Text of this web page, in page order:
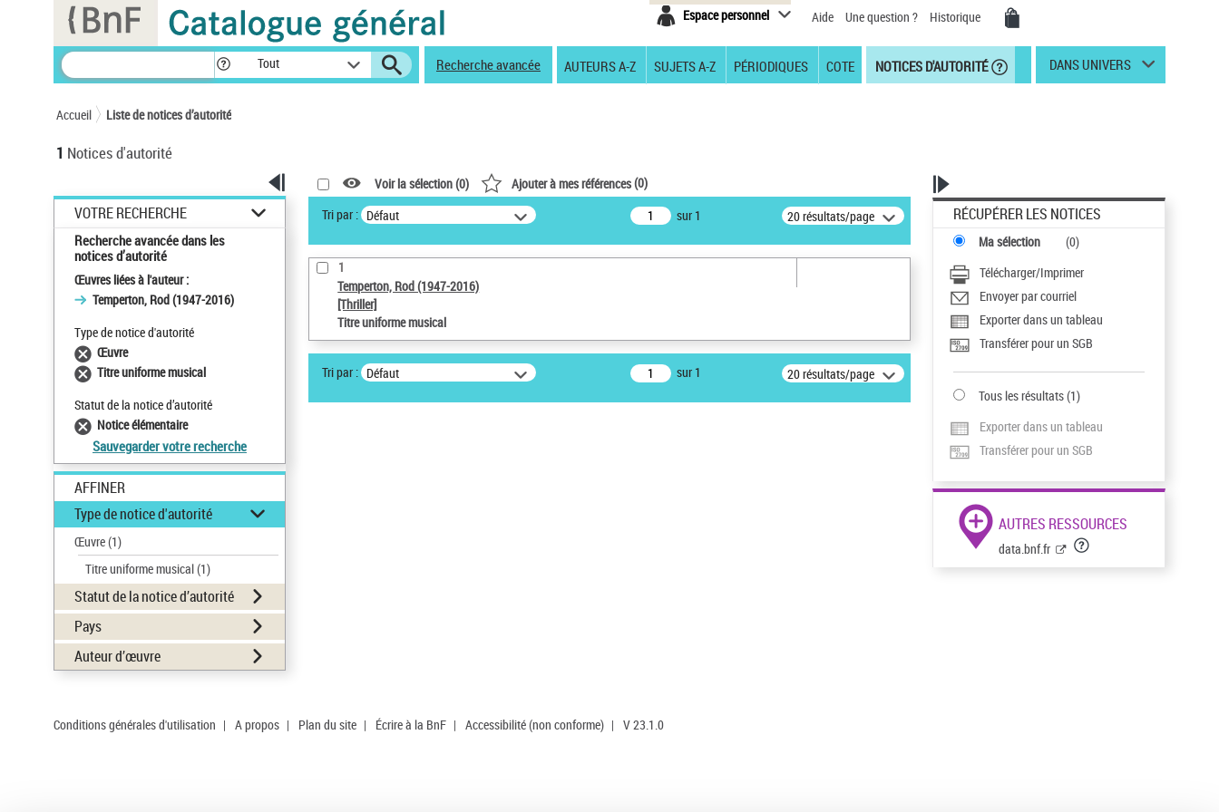
Espace personnel Aide Une question ? Historique
Tout Recherche avancée AUTEURS A-Z SUJETS A-Z PÉRIODIQUES COTE NOTICES D'AUTORITÉ DANS UNIVERS
Accueil Liste de notices d’autorité
1 Notices d'autorité
VOTRE RECHERCHE
Recherche avancée dans les
notices d’autorité
Œuvres liées à l'auteur :
Temperton, Rod (1947-2016)
Type de notice d'autorité
Œuvre
Titre uniforme musical
Statut de la notice d’autorité
Notice élémentaire
Sauvegarder votre recherche
AFFINER
Type de notice d'autorité
Œuvre(1)
Titre uniforme musical(1)
Statut de la notice d’autorité
Pays
Auteur d’œuvre
Voir la sélection (0) Ajouter à mes références(0)
Tri par : Défaut sur 1 20 résultats/page
1
Temperton, Rod (1947-2016)
[Thriller]
Titre uniforme musical
Tri par : Défaut sur 1 20 résultats/page
RÉCUPÉRER LES NOTICES
Ma sélection (0)
Télécharger/Imprimer
Envoyer par courriel
Exporter dans un tableau
Transférer pour un SGB
Tous les résultats(1)
Exporter dans un tableau
Transférer pour un SGB
AUTRES RESSOURCES
data.bnf.fr
Conditions générales d'utilisation | A propos | Plan du site | Écrire à la BnF | Accessibilité (non conforme) | V 23.1.0
Panneau de gestion des cookies